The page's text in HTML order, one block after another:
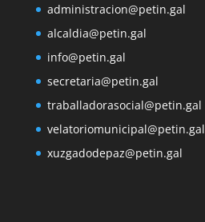
administracion@petin.gal
alcaldia@petin.gal
info@petin.gal
secretaria@petin.gal
traballadorasocial@petin.gal
velatoriomunicipal@petin.gal
xuzgadodepaz@petin.gal